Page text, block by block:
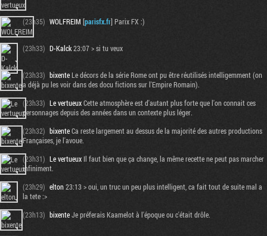
(23h35) WOLFREIM [parisfx.fr] Parix FX :)
(23h33) D-Kalck23:07 > si tu veux
(23h33) bixenteLe décors de la série Rome ont pu être réutilisés intelligemment (on
a déjà pu les voir dans des docu fictions sur l'Empire Romain).
(23h33) Le vertueuxCette atmosphère est d'autant plus forte que l'on connait ces
personnages depuis des années dans un contexte plus léger.
(23h32) bixenteCa reste largement au dessus de la majorité des autres productions
Françaises, je l'avoue.
(23h31) Le vertueux Il faut bien que ça change, la même recette ne peut pas marcher
infiniment.
(23h29) elton23:13 > oui, un truc un peu plus intelligent, ca fait tout de suite mal a
la tete :>
(23h13) bixenteJe préferais Kaamelot à l'époque ou c'était drôle.